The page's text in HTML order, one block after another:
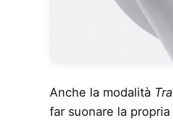
Anche la modalità
far suonare la